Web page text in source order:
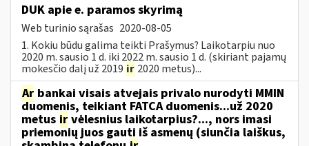
DUK apie e. paramos skyrimą
Web turinio sąrašas 2020-08-05
1. Kokiu būdu galima teikti Prašymus? Laikotarpiu nuo
2020 m. sausio 1 d. iki 2022 m. sausio 1 d. (skiriant pajamų
mokesčio dalį už 2019 ir 2020 metus)...
Ar bankai visais atvejais privalo nurodyti MMIN
duomenis, teikiant FATCA duomenis...už 2020
metus ir vėlesnius laikotarpius?..., nors imasi
priemonių juos gauti iš asmenų (siunčia laiškus,